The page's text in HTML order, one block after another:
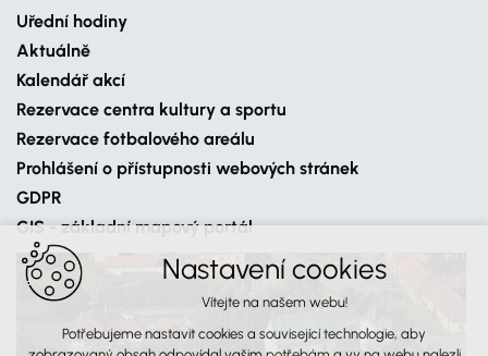
Uřední hodiny
Aktuálně
Kalendář akcí
Rezervace centra kultury a sportu
Rezervace fotbalového areálu
Prohlášení o přístupnosti webových stránek
GDPR
GIS - základní mapový portál
Nastavení cookies
Vítejte na našem webu!
Potřebujeme nastavit cookies a související technologie, aby